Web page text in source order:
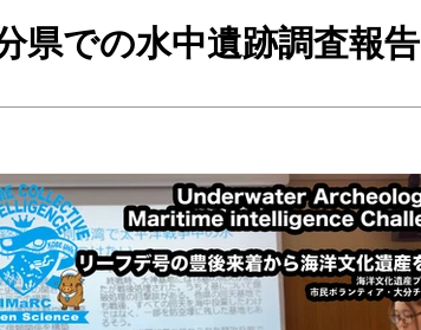
県での水中遺跡調査報告